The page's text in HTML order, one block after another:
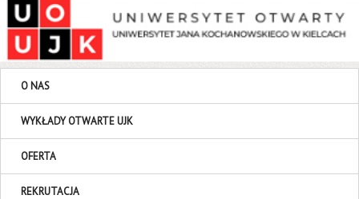
O NAS
WYKŁADY OTWARTE UJK
OFERTA
REKRUTACJA